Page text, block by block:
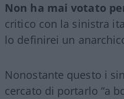
Non ha mai votato
critico con la sinistra
lo definirei un
Nonostante questo i
cercato di portarlo “a